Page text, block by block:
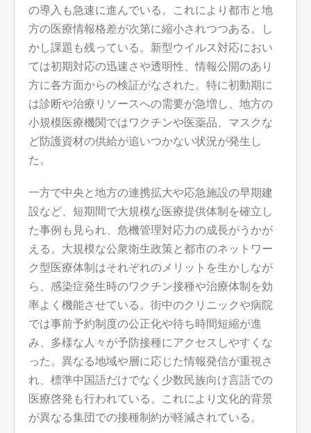
の導入も急速に進んでいる。これにより都市と地
方の医療情報格差が次第に縮小されつつある。し
かし課題も残っている。新型ウイルス対応におい
ては初期対応の迅速さや透明性、情報公開のあり
方に各方面からの検証がなされた。特に初動期に
は診断や治療リソースへの需要が急増し、地方の
小規模医療機関ではワクチンや医薬品、マスクな
ど防護資材の供給が追いつかない状況が発生し
た。
一方で中央と地方の連携拡大や応急施設の早期建
設など、短期間で大規模な医療提供体制を確立し
た事例も見られ、危機管理対応力の成長がうかが
える。大規模な公衆衛生政策と都市のネットワー
ク型医療体制はそれぞれのメリットを生かしなが
ら、感染症発生時のワクチン接種や治療体制を効
率よく機能させている。街中のクリニックや病院
では事前予約制度の公正化や待ち時間短縮が進
み、多様な人々が予防接種にアクセスしやすくな
った。異なる地域や層に応じた情報発信が重視さ
れ、標準中国語だけでなく少数民族向け言語での
医療啓発も行われている。これにより文化的背景
が異なる集団での接種制約が軽減されている。